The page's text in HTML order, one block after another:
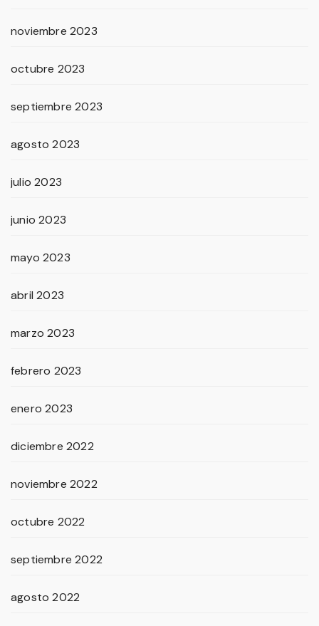
noviembre 2023
octubre 2023
septiembre 2023
agosto 2023
julio 2023
junio 2023
mayo 2023
abril 2023
marzo 2023
febrero 2023
enero 2023
diciembre 2022
noviembre 2022
octubre 2022
septiembre 2022
agosto 2022